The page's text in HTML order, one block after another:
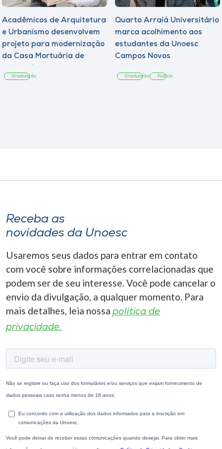
Acadêmicos de Arquitetura
e Urbanismo desenvolvem
projeto para modernização
da Casa Mortuária de
Graduação
Quarto Arraiá Universitário
marca acolhimento aos
estudantes da Unoesc
Campos Novos
Graduação Notícia
Receba as
novidades da Unoesc
Usaremos seus dados para entrar em contato
com você sobre informações correlacionadas que
podem ser de seu interesse. Você pode cancelar o
envio da divulgação, a qualquer momento. Para
mais detalhes, leia nossa política de
privacidade.